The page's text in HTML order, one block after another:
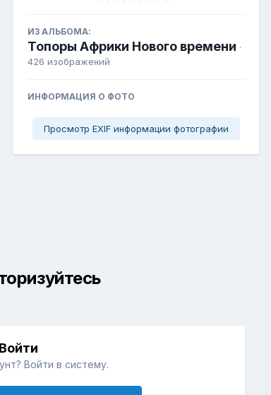
ИЗ АЛЬБОМА:
Топоры Африки Нового времени ·
426 изображений
ИНФОРМАЦИЯ О ФОТО
Просмотр EXIF информации фотографии
Войти
Войти в систему.